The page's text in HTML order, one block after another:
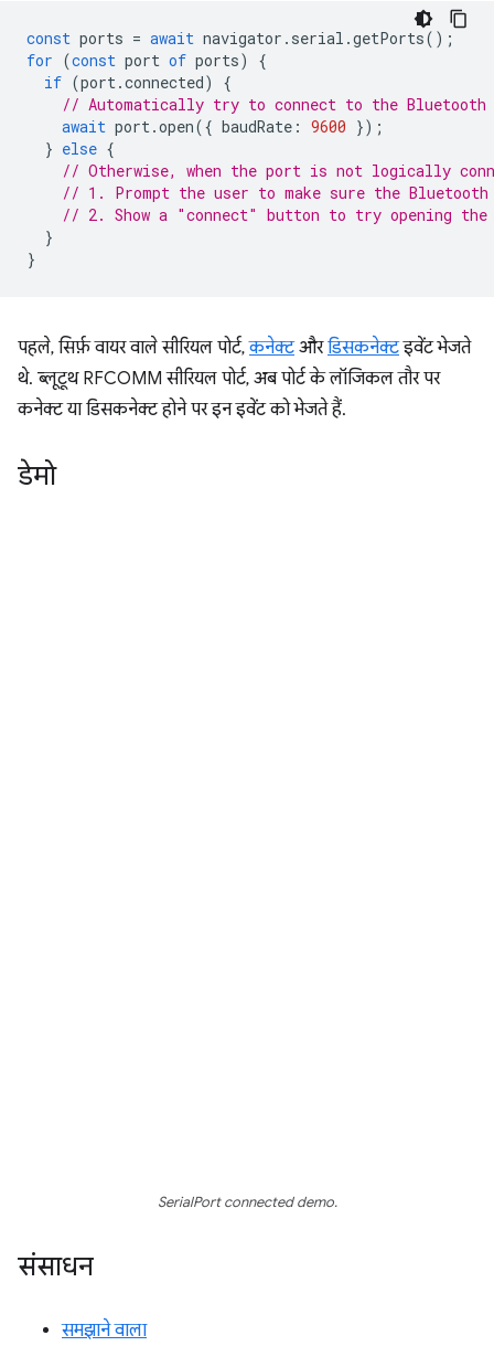
const ports = await navigator . serial .getPorts();
for (const port of ports)
{
if (port.connected)
{
// Automatically try to connect to the Bluetooth
await port.open({ baudRate : 9600 });
} else {
// Otherwise, when the port is not logically
// 1. Prompt the user to make sure the
// 2. Show a "connect" button to try opening
}
}
पहले, सिर्फ़ वायर वाले सीरियल पोर्ट,कनेक्टऔरडिसकनेक्टइवेंट भेजते
थे. ब्लूटूथ RFCOMM सीरियल पोर्ट, अब पोर्ट के लॉजिकल तौर पर
कनेक्ट या डिसकनेक्ट होने पर इन इवेंट को भेजते हैं.
डेमो
SerialPort connected demo.
संसाधन
समझाने वाला